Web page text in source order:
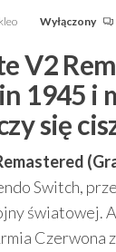
kleo Wyłączony
V2
1945 i
się
Switch,
światowej.
Czerwona